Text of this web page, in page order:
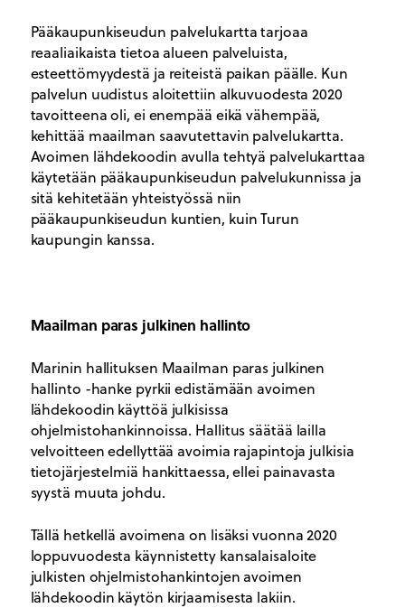
Pääkaupunkiseudun palvelukartta tarjoaa
reaaliaikaista tietoa alueen palveluista,
esteettömyydestä ja reiteistä paikan päälle. Kun
palvelun uudistus aloitettiin alkuvuodesta 2020
tavoitteena oli, ei enempää eikä vähempää,
kehittää maailman saavutettavin palvelukartta.
Avoimen lähdekoodin avulla tehtyä palvelukarttaa
käytetään pääkaupunkiseudun palvelukunnissa ja
sitä kehitetään yhteistyössä niin
pääkaupunkiseudun kuntien, kuin Turun
kaupungin kanssa.
Maailman paras julkinen hallinto
Marinin hallituksen Maailman paras julkinen
hallinto -hanke pyrkii edistämään avoimen
lähdekoodin käyttöä julkisissa
ohjelmistohankinnoissa. Hallitus säätää lailla
velvoitteen edellyttää avoimia rajapintoja julkisia
tietojärjestelmiä hankittaessa, ellei painavasta
syystä muuta johdu.
Tällä hetkellä avoimena on lisäksi vuonna 2020
loppuvuodesta käynnistetty kansalaisaloite
julkisten ohjelmistohankintojen avoimen
lähdekoodin käytön kirjaamisesta lakiin.